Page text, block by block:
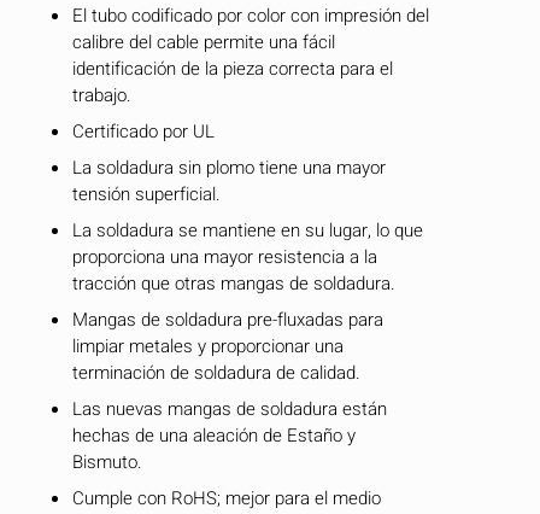
El tubo codificado por color con impresión del
calibre del cable permite una fácil
identificación de la pieza correcta para el
trabajo.
Certificado por UL
La soldadura sin plomo tiene una mayor
tensión superficial.
La soldadura se mantiene en su lugar, lo que
proporciona una mayor resistencia a la
tracción que otras mangas de soldadura.
Mangas de soldadura pre-fluxadas para
limpiar metales y proporcionar una
terminación de soldadura de calidad.
Las nuevas mangas de soldadura están
hechas de una aleación de Estaño y
Bismuto.
Cumple con RoHS; mejor para el medio